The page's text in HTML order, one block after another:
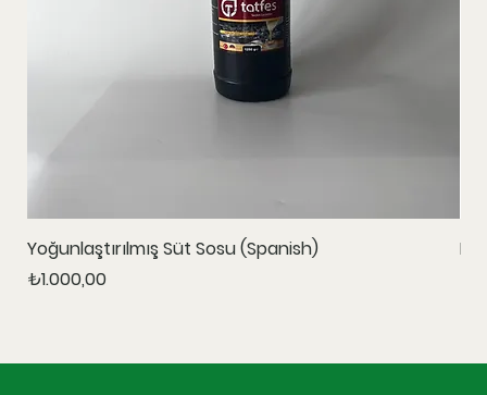
Yoğunlaştırılmış Süt Sosu (Spanish)
Fiyat
₺1.000,00